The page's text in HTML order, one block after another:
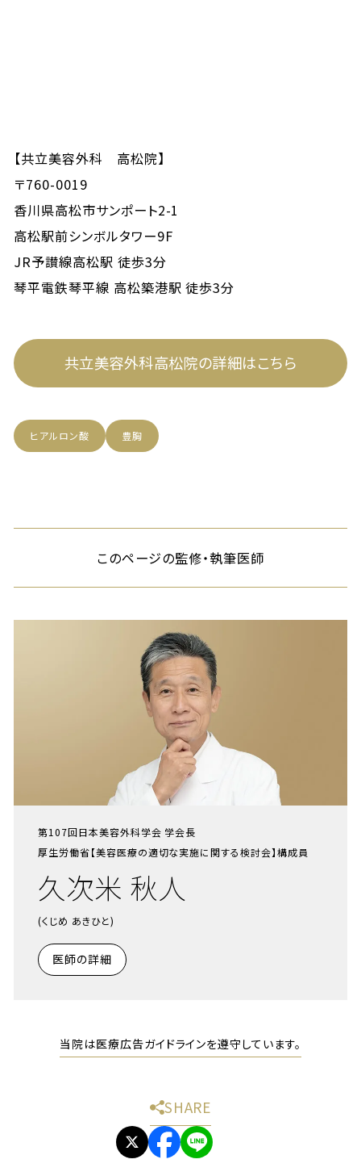
【共立美容外科 高松院】
〒760-0019
香川県高松市サンポート2-1
高松駅前シンボルタワー9F
JR予讃線高松駅 徒歩3分
琴平電鉄琴平線 高松築港駅 徒歩3分
共立美容外科高松院の詳細はこちら
ヒアルロン酸 豊胸
このページの監修・執筆医師
第107回日本美容外科学会 学会長
厚生労働省【美容医療の適切な実施に関する検討会】構成員
久次米 秋人
(くじめ あきひと)
医師の詳細
当院は医療広告ガイドラインを遵守しています。
SHARE